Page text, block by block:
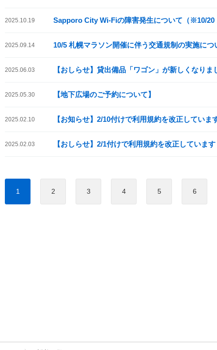
2025.10.19 Sapporo City Wi-Fiの障害発生について（※10/20
2025.09.14 10/5 札幌マラソン開催に伴う交通規制の実施につ
2025.06.03 【おしらせ】貸出備品「ワゴン」が新しくなりま
2025.05.30 【地下広場のご予約について】
2025.02.10 【お知らせ】2/10付けで利用規約を改正していま
2025.02.03 【おしらせ】2/1付けで利用規約を改正しています
1 2 3 4 5 6